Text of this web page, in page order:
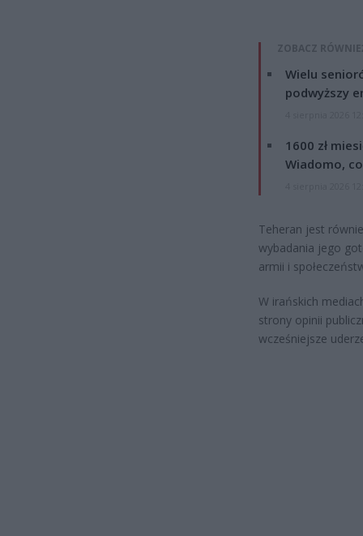
ZOBACZ
Wielu
podwyższy
1600 zł
Wiadomo,
Teheran jest
wybadania jego
armii i
W irańskich
strony opinii
wcześniejsze